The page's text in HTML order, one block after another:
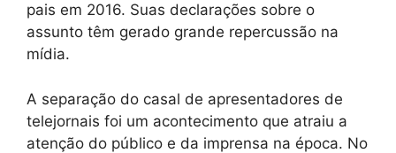
pais em 2016. Suas declarações sobre o
assunto têm gerado grande repercussão na
mídia.
A separação do casal de apresentadores de
telejornais foi um acontecimento que atraiu a
atenção do público e da imprensa na época. No